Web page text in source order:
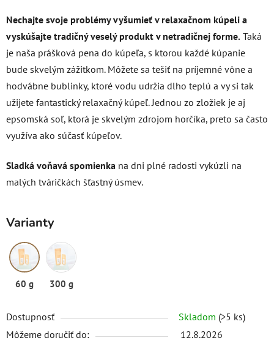
Nechajte svoje problémy vyšumieť v relaxačnom kúpeli a
vyskúšajte tradičný veselý produkt v netradičnej forme. Taká
je naša prášková pena do kúpeľa, s ktorou každé kúpanie
bude skvelým zážitkom. Môžete sa tešiť na príjemné vône a
hodvábne bublinky, ktoré vodu udržia dlho teplú a vy si tak
užijete fantastický relaxačný kúpeľ. Jednou zo zložiek je aj
epsomská soľ, ktorá je skvelým zdrojom horčíka, preto sa často
využíva ako súčasť kúpeľov.
Sladká voňavá spomienka na dni plné radosti vykúzli na
malých tváričkách šťastný úsmev.
Varianty
60 g 300 g
Dostupnosť Skladom (>5 ks)
Môžeme doručiť do:
12.8.2026